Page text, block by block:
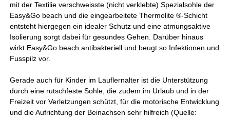
mit der Textilie verschweisste (nicht verklebte) Spezialsohle der
Easy&Go beach und die eingearbeitete Thermolite ®-Schicht
entsteht hiergegen ein idealer Schutz und eine atmungsaktive
Isolierung sorgt dabei für gesundes Gehen. Darüber hinaus
wirkt Easy&Go beach antibakteriell und beugt so Infektionen und
Fusspilz vor.
Gerade auch für Kinder im Lauflernalter ist die Unterstützung
durch eine rutschfeste Sohle, die zudem im Urlaub und in der
Freizeit vor Verletzungen schützt, für die motorische Entwicklung
und die Aufrichtung der Beinachsen sehr hilfreich (Quelle: